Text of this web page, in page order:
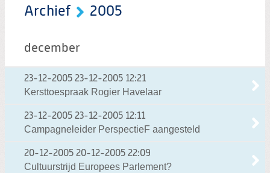
Archief 2005
december
23-12-2005 23-12-2005 12:21
Kersttoespraak Rogier Havelaar
23-12-2005 23-12-2005 12:11
Campagneleider PerspectieF aangesteld
20-12-2005 20-12-2005 22:09
Cultuurstrijd Europees Parlement?